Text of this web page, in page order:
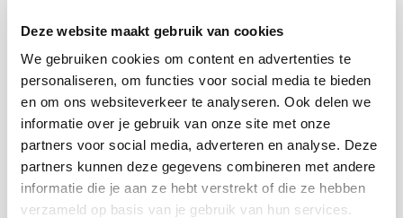
Deze website maakt gebruik van cookies
We gebruiken cookies om content en advertenties te
personaliseren, om functies voor social media te bieden
en om ons websiteverkeer te analyseren. Ook delen we
informatie over je gebruik van onze site met onze
partners voor social media, adverteren en analyse. Deze
partners kunnen deze gegevens combineren met andere
informatie die je aan ze hebt verstrekt of die ze hebben
verzameld op basis van je gebruik van hun services.
We hebben dat even gecheckt voor Dest, maar helaas: zijn
percentage aangekomen passes zakte iets weg in de
tweede helft, naar gemiddeld nog altijd 91 procent!
Kevin Van Nunen
Bekijk alle berichten van Kevin Van
Nunen